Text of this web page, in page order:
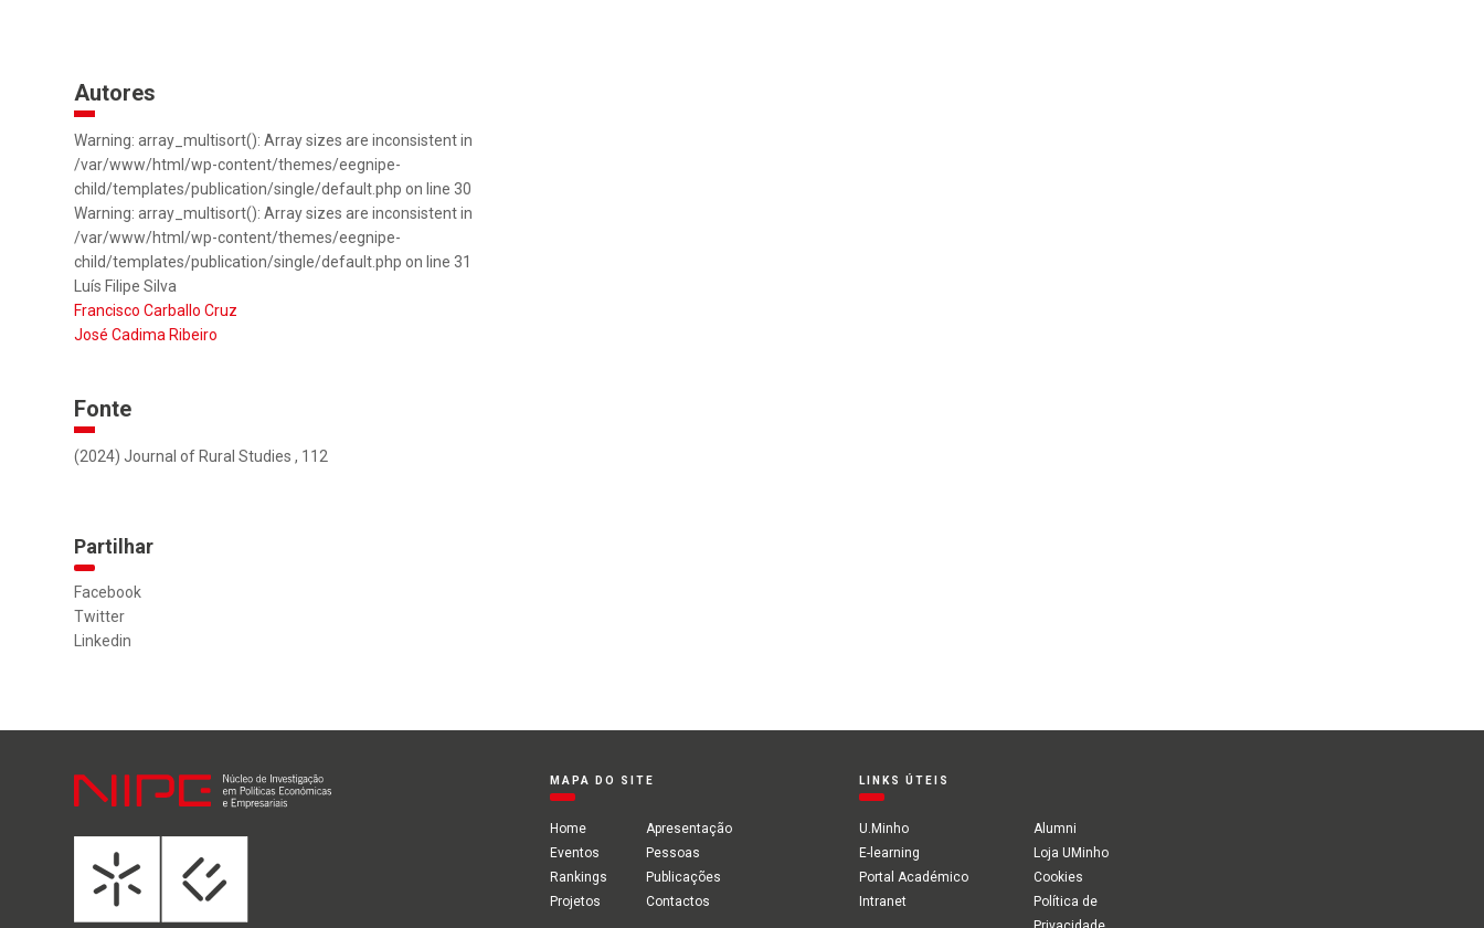
Autores
Warning: array_multisort(): Array sizes are inconsistent in
/var/www/html/wp-content/themes/eegnipe-
child/templates/publication/single/default.php on line 30
Warning: array_multisort(): Array sizes are inconsistent in
/var/www/html/wp-content/themes/eegnipe-
child/templates/publication/single/default.php on line 31
Luís Filipe Silva
Francisco Carballo Cruz
José Cadima Ribeiro
Fonte
(2024) Journal of Rural Studies , 112
Partilhar
Facebook
Twitter
Linkedin
MAPA DO SITE
Home
Apresentação
Eventos
Pessoas
Rankings
Publicações
Projetos
Contactos
LINKS ÚTEIS
U.Minho
Alumni
E-learning
Loja UMinho
Portal Académico
Cookies
Intranet
Política de